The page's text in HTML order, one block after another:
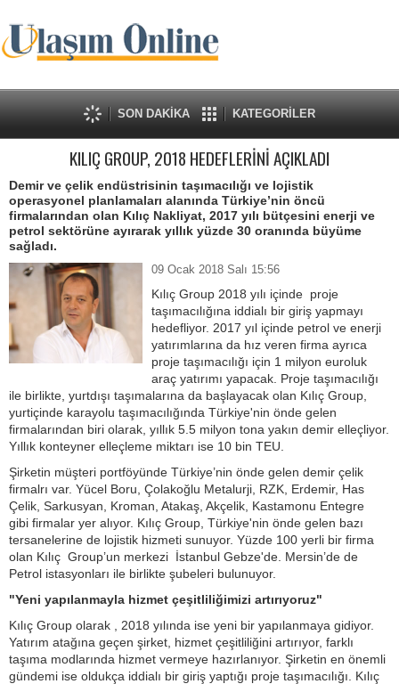
SON DAKİKA KATEGORİLER
KILIÇ GROUP, 2018 HEDEFLERİNİ AÇIKLADI
Demir ve çelik endüstrisinin taşımacılığı ve lojistik
operasyonel planlamaları alanında Türkiye’nin öncü
firmalarından olan Kılıç Nakliyat, 2017 yılı bütçesini enerji ve
petrol sektörüne ayırarak yıllık yüzde 30 oranında büyüme
sağladı.
09 Ocak 2018 Salı 15:56
Kılıç Group 2018 yılı içinde proje
taşımacılığına iddialı bir giriş yapmayı
hedefliyor. 2017 yıl içinde petrol ve enerji
yatırımlarına da hız veren firma ayrıca
proje taşımacılığı için 1 milyon euroluk
araç yatırımı yapacak. Proje taşımacılığı
ile birlikte, yurtdışı taşımalarına da başlayacak olan Kılıç Group,
yurtiçinde karayolu taşımacılığında Türkiye'nin önde gelen
firmalarından biri olarak, yıllık 5.5 milyon tona yakın demir elleçliyor.
Yıllık konteyner elleçleme miktarı ise 10 bin TEU.
Şirketin müşteri portföyünde Türkiye’nin önde gelen demir çelik
firmalrı var. Yücel Boru, Çolakoğlu Metalurji, RZK, Erdemir, Has
Çelik, Sarkusyan, Kroman, Atakaş, Akçelik, Kastamonu Entegre
gibi firmalar yer alıyor. Kılıç Group, Türkiye'nin önde gelen bazı
tersanelerine de lojistik hizmeti sunuyor. Yüzde 100 yerli bir firma
olan Kılıç Group’un merkezi İstanbul Gebze'de. Mersin’de de
Petrol istasyonları ile birlikte şubeleri bulunuyor.
"Yeni yapılanmayla hizmet çeşitliliğimizi artırıyoruz"
Kılıç Group olarak , 2018 yılında ise yeni bir yapılanmaya gidiyor.
Yatırım atağına geçen şirket, hizmet çeşitliliğini artırıyor, farklı
taşıma modlarında hizmet vermeye hazırlanıyor. Şirketin en önemli
gündemi ise oldukça iddialı bir giriş yaptığı proje taşımacılığı. Kılıç